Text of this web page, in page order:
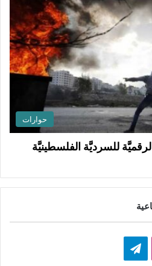
حوارات
للسرديَّة الفلسطينيَّة
تيلقرام